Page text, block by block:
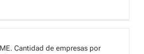
Cantidad de empresas por